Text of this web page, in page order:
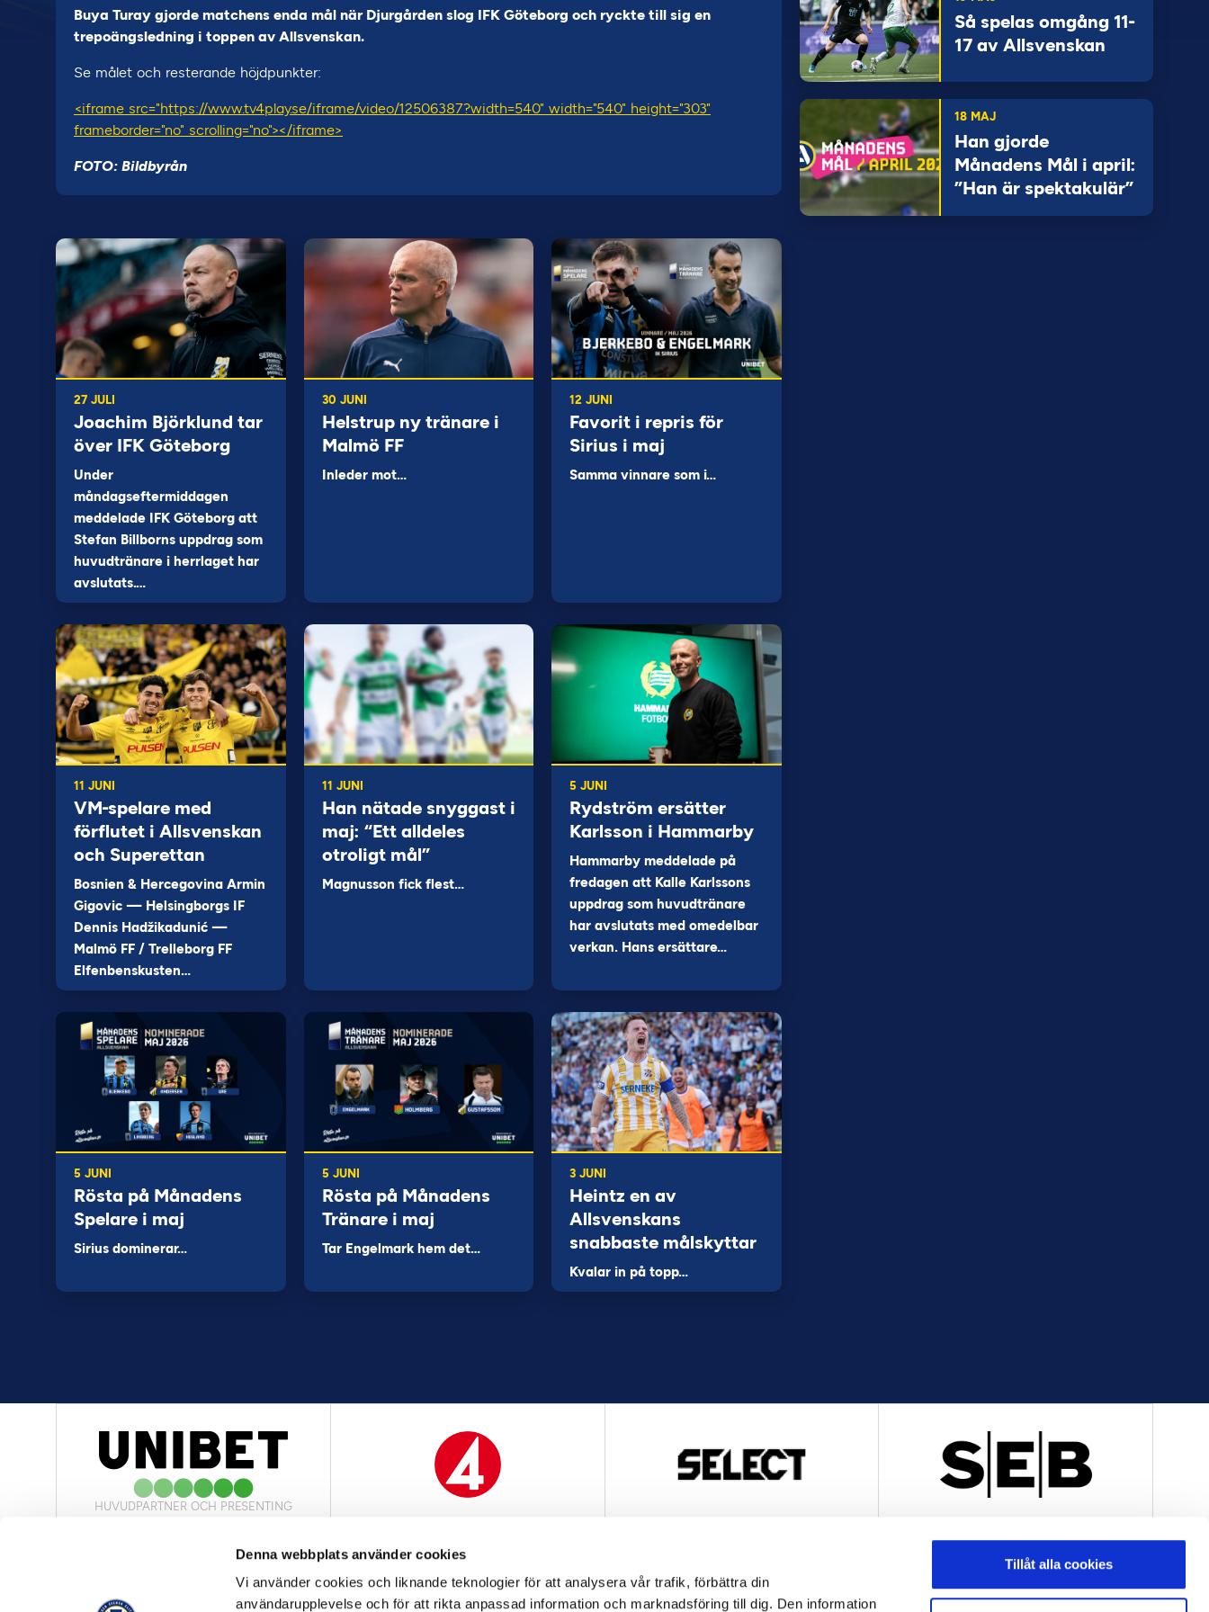
Denna webbplats använder cookies
Vi använder cookies och liknande teknologier för att analysera vår trafik, förbättra din
användarupplevelse och för att rikta anpassad information och marknadsföring till dig. Den information
Tillåt alla cookies
Buya Turay gjorde matchens enda mål när Djurgården slog IFK Göteborg och ryckte till sig en
trepoängsledning i toppen av Allsvenskan.
Se målet och resterande höjdpunkter:
<iframe src="https://www.tv4play.se/iframe/video/12506387?width=540" width="540" height="303"
frameborder="no" scrolling="no"></iframe>
FOTO: Bildbyrån
27 JULI
Joachim Björklund tar
över IFK Göteborg
Under
måndagseftermiddagen
meddelade IFK Göteborg att
Stefan Billborns uppdrag som
huvudtränare i herrlaget har
avslutats.…
30 JUNI
Helstrup ny tränare i
Malmö FF
Inleder mot…
12 JUNI
Favorit i repris för
Sirius i maj
Samma vinnare som i…
11 JUNI
VM-spelare med
förflutet i Allsvenskan
och Superettan
Bosnien & Hercegovina Armin
Gigovic — Helsingborgs IF
Dennis Hadžikadunić —
Malmö FF / Trelleborg FF
Elfenbenskusten…
11 JUNI
Han nätade snyggast i
maj: “Ett alldeles
otroligt mål”
Magnusson fick flest…
5 JUNI
Rydström ersätter
Karlsson i Hammarby
Hammarby meddelade på
fredagen att Kalle Karlssons
uppdrag som huvudtränare
har avslutats med omedelbar
verkan. Hans ersättare…
5 JUNI
Rösta på Månadens
Spelare i maj
Sirius dominerar…
5 JUNI
Rösta på Månadens
Tränare i maj
Tar Engelmark hem det…
3 JUNI
Heintz en av
Allsvenskans
snabbaste målskyttar
Kvalar in på topp…
Så spelas omgång 11-
17 av Allsvenskan
18 MAJ
Han gjorde
Månadens Mål i april:
”Han är spektakulär”
HUVUDPARTNER OCH PRESENTING